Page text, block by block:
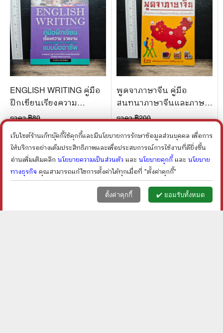
ENGLISH WRITING คู่มือ
ฝึกเขียนเรียงความ
รายงาน
ราคา ฿80
ลด
shopping_cart
พูดจาภาษาจีน คู่มือ
สนทนาภาษาจีนและภาษา
อังกฤษ ฉบับท่องเที่ยว
ราคา ฿200
shopping_cart
ตะกร้า (0 faceเมนูลูกค้า
เว็บไซต์ร้านเก็ทบุ๊คกี้ใช้คุกกี้และมีนโยบายการรักษาข้อมูลส่วนบุคคล เพื่อการ
ให้บริการอย่างเต็มประสิทธิภาพและเพื่อประสบการณ์การใช้งานที่ดียิ่งขึ้น
อ่านเพิ่มเติมคลิก นโยบายความเป็นส่วนตัว และ นโยบายคุกกี้ และ นโยบาย
ทางธุรกิจ คุณสามารถแก้ไขการตั้งค่าได้ทุกเมื่อที่ "ตั้งค่าคุกกี้"
ตั้งค่าคุกกี้ ✔️ ยอมรับทั้งหมด